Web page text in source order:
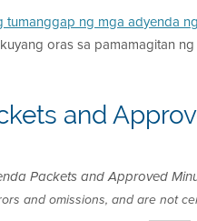
tumanggap ng mga adyenda
oras sa pamamagitan
and
Packets and Approved
and omissions, and are not